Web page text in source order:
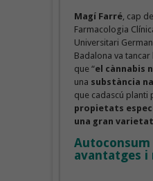
Magí Farré, cap
Farmacologia
Universitari
Badalona va
que “el cànnabis
una substància
que cadascú planti
propietats
una gran
avantatges i